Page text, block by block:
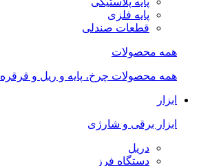
پایه فلزی
قطعات صندلی
همه محصولات
همه محصولات چرخ، پایه و ریل و قرقره
ابزار
ابزار برقی و شارژی
دریل
دستگاه فرز